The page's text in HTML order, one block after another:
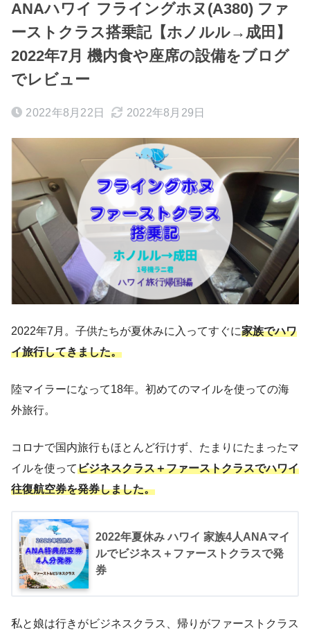
ANAハワイ フライングホヌ(A380) ファ
ーストクラス搭乗記【ホノルル→成田】
2022年7月 機内食や座席の設備をブログ
でレビュー
2022年8月22日 2022年8月29日
2022年7月。子供たちが夏休みに入ってすぐに家族でハワ
イ旅行してきました。
陸マイラーになって18年。初めてのマイルを使っての海
外旅行。
コロナで国内旅行もほとんど行けず、たまりにたまったマ
イルを使ってビジネスクラス＋ファーストクラスでハワイ
往復航空券を発券しました。
2022年夏休み ハワイ 家族4人ANAマイ
ルでビジネス＋ファーストクラスで発
券
私と娘は行きがビジネスクラス、帰りがファーストクラス